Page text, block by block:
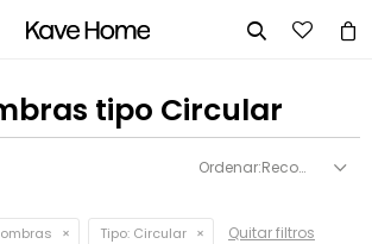

tipo Circular
Recomendados
Tipo: Circular Quitar filtros